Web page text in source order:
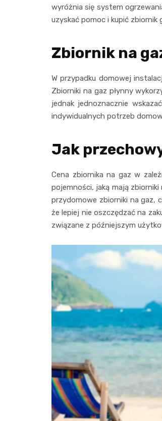
wyróżnia się system
uzyskać pomoc i kupić zbiornik
Zbiornik na
W przypadku domowej
Zbiorniki na gaz płynny
jednak jednoznacznie
indywidualnych potrzeb
Jak
Cena zbiornika na gaz w
pojemności, jaką mają
przydomowe zbiorniki na gaz,
że lepiej nie oszczędzać na
związane z późniejszym